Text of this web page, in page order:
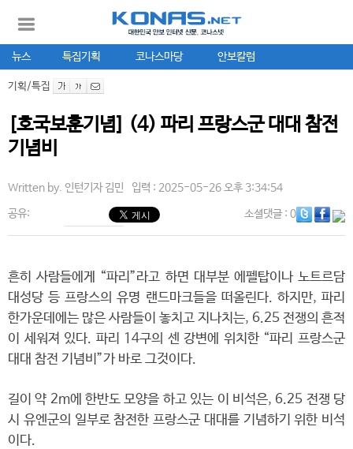
뉴스 특집기획 코나스마당 안보칼럼
기획/특집
[호국보훈기념] (4) 파리 프랑스군 대대 참전
기념비
Written by. 인턴기자 김민 입력 : 2025-05-26 오후 3:34:54
공유: 소셜댓글: 0
흔히 사람들에게 “파리”라고 하면 대부분 에펠탑이나 노트르담
대성당 등 프랑스의 유명 랜드마크들을 떠올린다. 하지만, 파리
한가운데에는 많은 사람들이 놓치고 지나치는, 6.25 전쟁의 흔적
이 세워져 있다. 파리 14구의 센 강변에 위치한 “파리 프랑스군
대대 참전 기념비”가 바로 그것이다.
길이 약 2m에 한반도 모양을 하고 있는 이 비석은, 6.25 전쟁 당
시 유엔군의 일부로 참전한 프랑스군 대대를 기념하기 위한 비석
이다.